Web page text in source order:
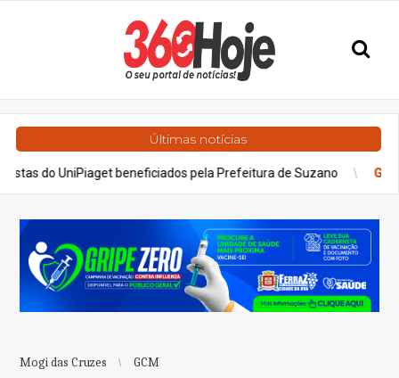
Últimas notícias
beneficiados pela Prefeitura de Suzano Geral 20 anos da
Mogi das Cruzes GCM